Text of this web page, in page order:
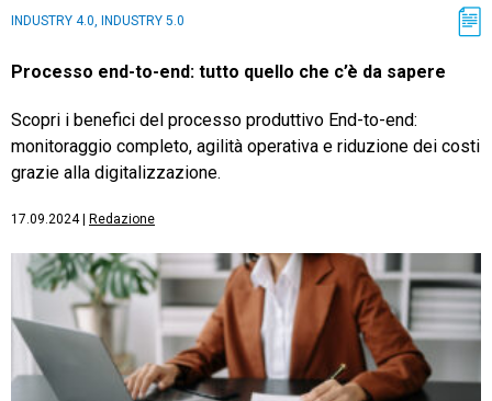
INDUSTRY 4.0, INDUSTRY 5.0
Processo end-to-end: tutto quello che c’è da sapere
Scopri i benefici del processo produttivo End-to-end:
monitoraggio completo, agilità operativa e riduzione dei costi
grazie alla digitalizzazione.
17.09.2024| Redazione